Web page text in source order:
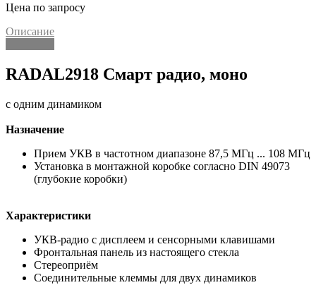
Цена по запросу
Описание
RADAL2918 Смарт радио, моно
с одним динамиком
Назначение
Прием УКВ в частотном диапазоне 87,5 МГц ... 108 МГц
Установка в монтажной коробке согласно DIN 49073
(глубокие коробки)
Характеристики
УКВ-радио с дисплеем и сенсорными клавишами
Фронтальная панель из настоящего стекла
Стереоприём
Соединительные клеммы для двух динамиков